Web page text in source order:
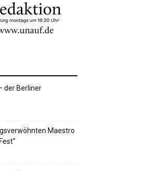
der Berliner
Maestro